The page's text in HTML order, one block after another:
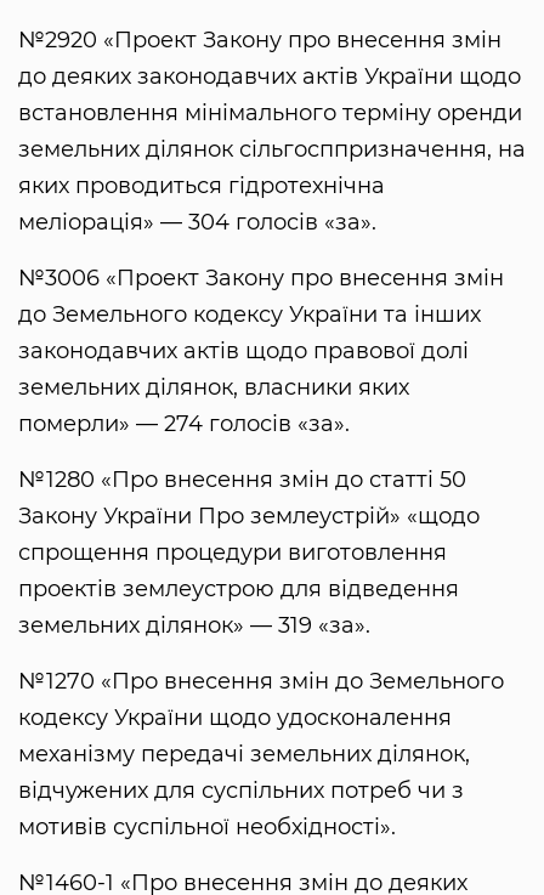
№2920 «Проект Закону про внесення змін
до деяких законодавчих актів України щодо
встановлення мінімального терміну оренди
земельних ділянок сільгосппризначення, на
яких проводиться гідротехнічна
меліорація» — 304 голосів «за».
№3006 «Проект Закону про внесення змін
до Земельного кодексу України та інших
законодавчих актів щодо правової долі
земельних ділянок, власники яких
померли» — 274 голосів «за».
№1280 «Про внесення змін до статті 50
Закону України Про землеустрій» «щодо
спрощення процедури виготовлення
проектів землеустрою для відведення
земельних ділянок» — 319 «за».
№1270 «Про внесення змін до Земельного
кодексу України щодо удосконалення
механізму передачі земельних ділянок,
відчужених для суспільних потреб чи з
мотивів суспільної необхідності».
№1460-1 «Про внесення змін до деяких